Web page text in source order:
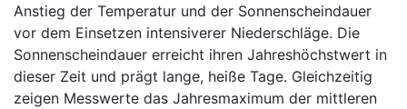
Anstieg der Temperatur und der Sonnenscheindauer
vor dem Einsetzen intensiverer Niederschläge. Die
Sonnenscheindauer erreicht ihren Jahreshöchstwert in
dieser Zeit und prägt lange, heiße Tage. Gleichzeitig
zeigen Messwerte das Jahresmaximum der mittleren